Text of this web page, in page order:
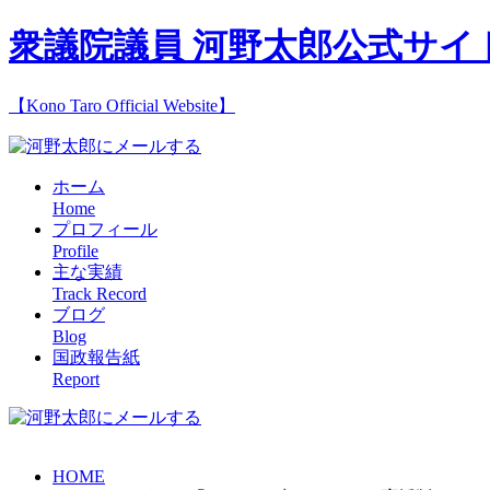
衆議院議員 河野太郎公式サイ
【Kono Taro Official Website】
ホーム
Home
プロフィール
Profile
主な実績
Track Record
ブログ
Blog
国政報告紙
Report
HOME